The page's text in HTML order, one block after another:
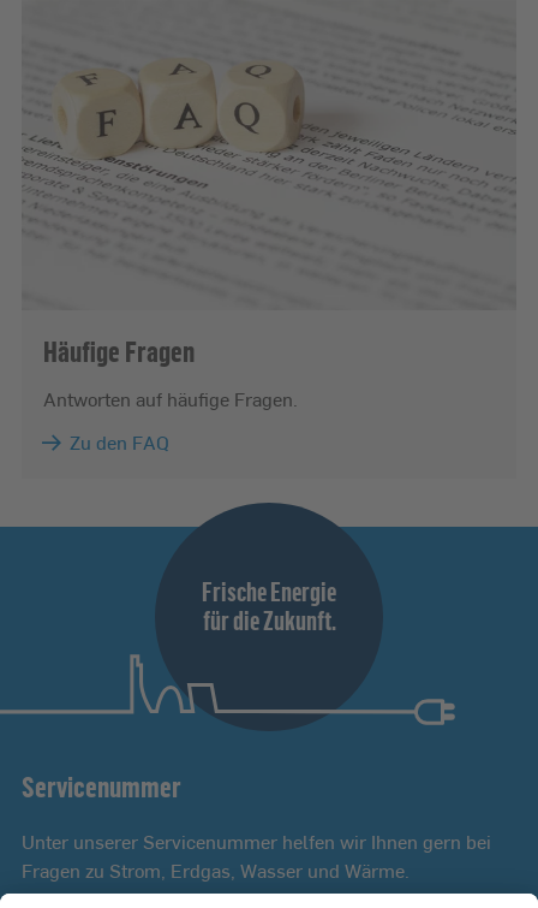
Häufige Fragen
Antworten auf häufige Fragen.
Zu den FAQ
Frische Energie
für die Zukunft.
Servicenummer
Unter unserer Servicenummer helfen wir Ihnen gern bei
Fragen zu Strom, Erdgas, Wasser und Wärme.
Mo bis Fr 8:00 - 18:00 Uhr